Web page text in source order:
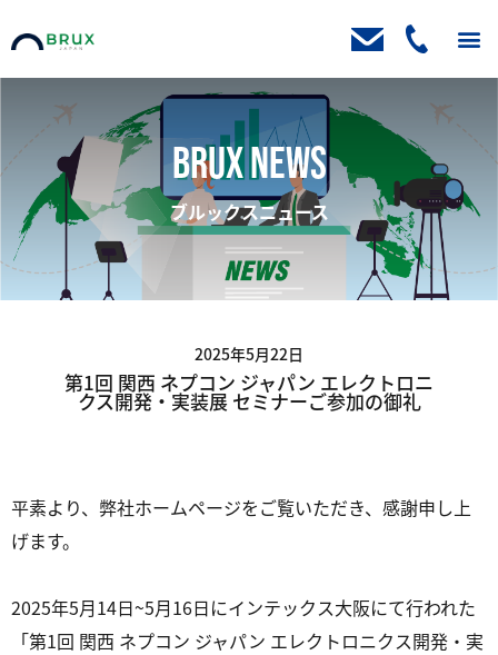
BRUX NEWS
ブルックスニュース
2025年5月22日
第1回 関西 ネプコン ジャパン エレクトロニ
クス開発・実装展 セミナーご参加の御礼
平素より、弊社ホームページをご覧いただき、感謝申し上
げます。
2025年5月14日~5月16日にインテックス大阪にて行われた
「第1回 関西 ネプコン ジャパン エレクトロニクス開発・実